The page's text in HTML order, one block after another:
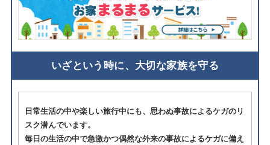
いざという時に、大切な家族を守る
日常生活の中や楽しい旅行中にも、思わぬ事故によるケガのリ
スク潜んでいます。
毎日の生活の中で急激かつ偶然な外来の事故によるケガに備え